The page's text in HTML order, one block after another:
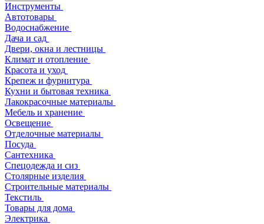
Инструменты
Автотовары
Водоснабжение
Дача и сад
Двери, окна и лестницы
Климат и отопление
Красота и уход
Крепеж и фурнитура
Кухни и бытовая техника
Лакокрасочные материалы
Мебель и хранение
Освещение
Отделочные материалы
Посуда
Сантехника
Спецодежда и сиз
Столярные изделия
Строительные материалы
Текстиль
Товары для дома
Электрика